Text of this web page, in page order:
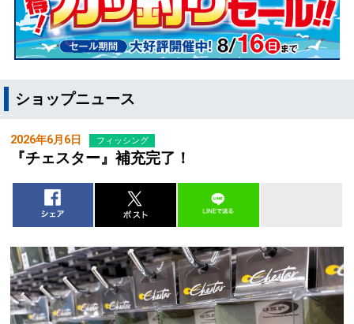
ショップニュース
2026年6月6日 フィッシング
『チェスター』補充完了！